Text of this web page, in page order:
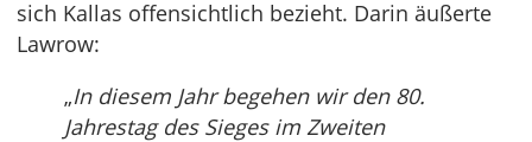
sich Kallas offensichtlich bezieht. Darin äußerte
Lawrow:
„In diesem Jahr begehen wir den 80.
Jahrestag des Sieges im Zweiten